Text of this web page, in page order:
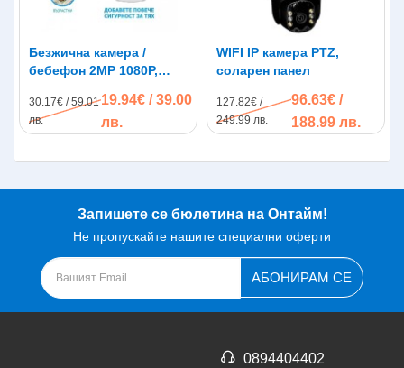
Безжична камера /
бебефон 2MP 1080P,
микрофон, IR
30.17€ / 59.01
лв.
19.94€ / 39.00
лв.
WIFI IP камера PTZ,
соларен панел
127.82€ /
249.99 лв.
96.63€ /
188.99 лв.
Запишете се бюлетина на Онтайм!
Не пропускайте нашите специални оферти
АБОНИРАМ СЕ
0894404402